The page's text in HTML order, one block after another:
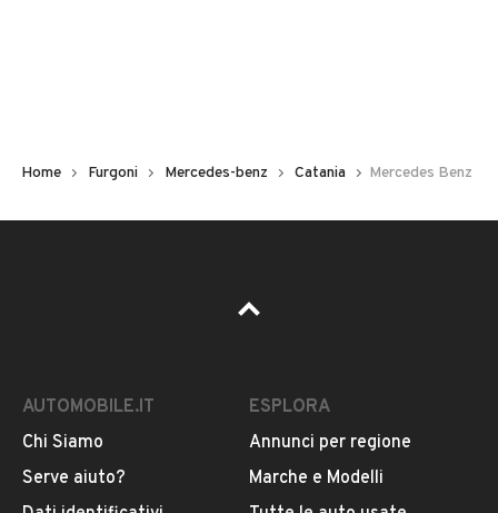
Usato / Nuovo
Usato
Colore
VEDI TUTTI
Iscritto da 2 anni
VIA TORRISI, 34,, 95024, ACIREALE, Catania
Home Furgoni Mercedes-benz Catania Mercedes Benz
AUTOMOBILE.IT
Chi Siamo
Serve aiuto?
ESPLORA
Annunci per regione
Marche e Modelli